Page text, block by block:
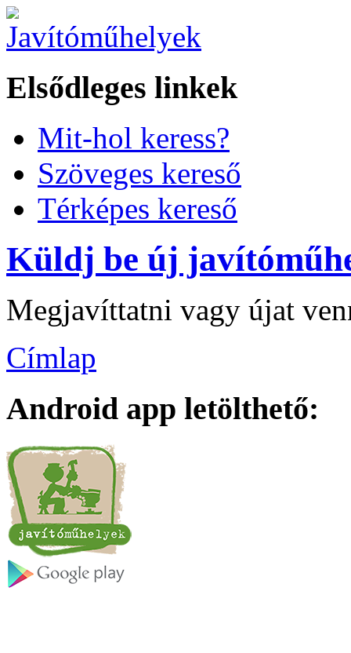
Elsődleges linkek
Mit-hol keress?
Szöveges kereső
Térképes kereső
Küldj be új
Megjavíttatni vagy újat
Címlap
Android app letölthető: